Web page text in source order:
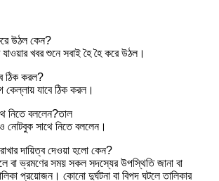
উঠল কেন?
খবর শুনে সবাই হৈ হৈ করে উঠল।
ঠিক করল?
কেল্লায় যাবে ঠিক করল।
নিতে বললেন?তাল
সাথে নিতে বললেন।
দায়িত্ব দেওয়া হলো কেন?
বা ভ্রমণের সময় সকল সদস্যের উপস্থিতি জানা বা
প্রয়োজন। কোনো দুর্ঘটনা বা বিপদ ঘটলে তালিকার